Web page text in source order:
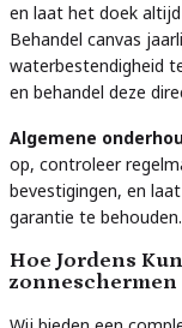
en laat het doek
Behandel canvas
waterbestendigheid
en behandel deze
Algemene
op, controleer
bevestigingen, en
garantie te behouden.
Hoe Jordens
zonneschermen